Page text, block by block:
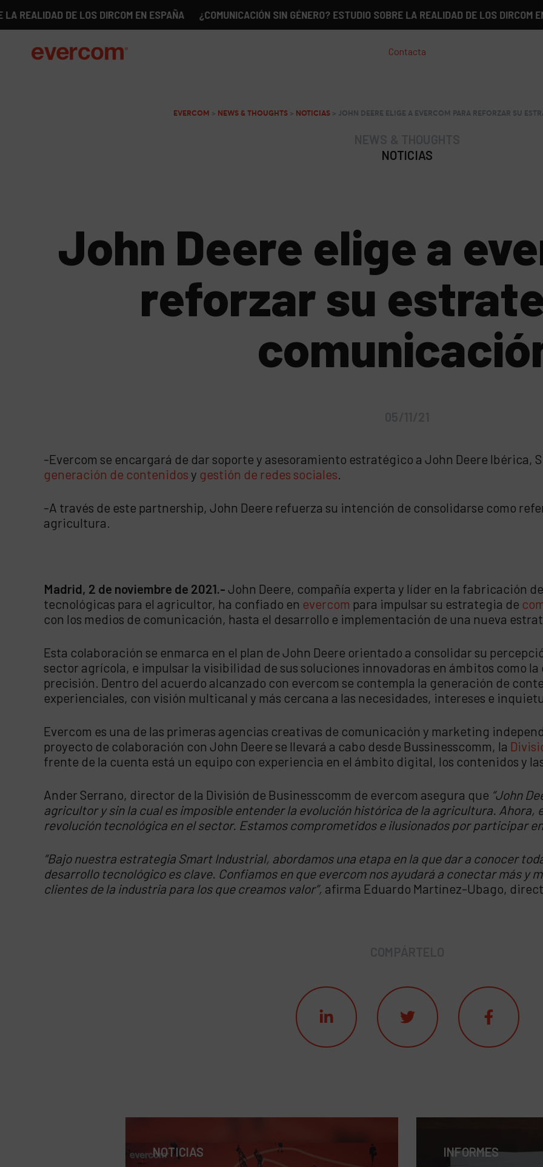
DE LOS DIRCOM EN ESPAÑA ¿COMUNICACIÓN SIN GÉNERO? ESTUDIO SOBRE LA REALIDAD DE LOS DIRCOM EN
Contacta
EVERCOM > NEWS & THOUGHTS> NOTICIAS> JOHN DEERE ELIGE A EVERCOM PARA REFORZAR SU
NOTICIAS
John Deere elige a
reforzar su
-Evercom se encargará de dar soporte y asesoramiento estratégico a John Deere Ibérica,
generación de contenidos y gestión de redes sociales.
-A través de este partnership, John Deere refuerza su intención de consolidarse como
agricultura.
Madrid, 2 de noviembre de 2021.- John Deere, compañía experta y líder en la fabricación
tecnológicas para el agricultor, ha confiado en evercom para impulsar su estrategia de
con los medios de comunicación, hasta el desarrollo e implementación de una nueva
Esta colaboración se enmarca en el plan de John Deere orientado a consolidar su
sector agrícola, e impulsar la visibilidad de sus soluciones innovadoras en ámbitos como
precisión. Dentro del acuerdo alcanzado con evercom se contempla la generación de
experienciales, con visión multicanal y más cercana a las necesidades, intereses e
Evercom es una de las primeras agencias creativas de comunicación y marketing
proyecto de colaboración con John Deere se llevará a cabo desde Bussinesscomm, la
frente de la cuenta está un equipo con experiencia en el ámbito digital, los contenidos y
Ander Serrano, director de la División de Businesscomm de evercom asegura que “John
agricultor y sin la cual es imposible entender la evolución histórica de la agricultura. Ahora,
revolución tecnológica en el sector. Estamos comprometidos e ilusionados por participar
“Bajo nuestra estrategia Smart Industrial, abordamos una etapa en la que dar a conocer
desarrollo tecnológico es clave. Confiamos en que evercom nos ayudará a conectar más y
clientes de la industria para los que creamos valor”, afirma Eduardo Martínez-Ubago,
NOTICIAS INFORMES